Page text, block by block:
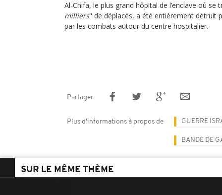
Al-Chifa, le plus grand hôpital de l’enclave où se
milliers" de déplacés, a été entièrement détruit
par les combats autour du centre hospitalier.
Partager
Plus d'informations à propos de GUERRE
BANDE DE
SUR LE MÊME THÈME